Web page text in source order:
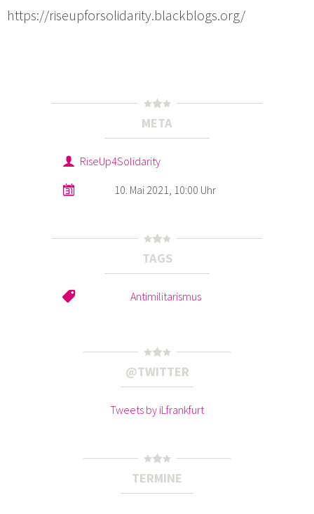
https://riseupforsolidarity.blackblogs.org/
META
RiseUp4Solidarity
10. Mai 2021, 10:00 Uhr
TAGS
Antimilitarismus
@TWITTER
Tweets by iLfrankfurt
TERMINE